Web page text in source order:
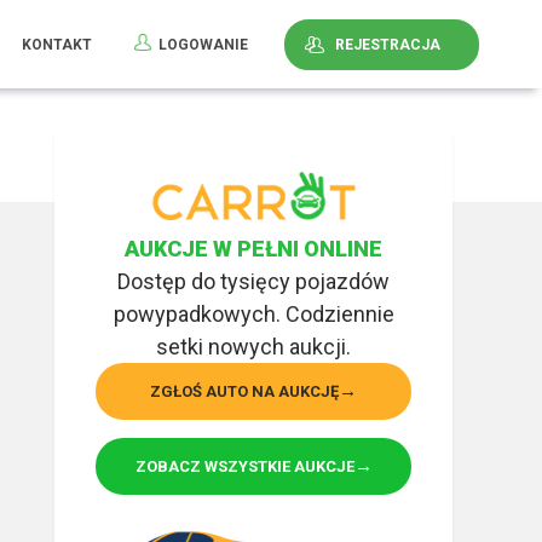
KONTAKT LOGOWANIE REJESTRACJA
AUKCJE W PEŁNI ONLINE
Dostęp do tysięcy pojazdów
powypadkowych. Codziennie
setki nowych aukcji.
ZGŁOŚ AUTO NA AUKCJĘ
ZOBACZ WSZYSTKIE AUKCJE